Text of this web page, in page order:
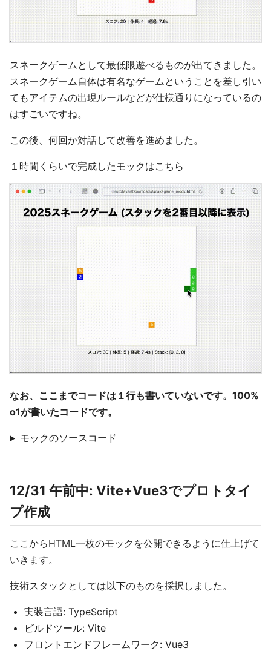
スネークゲームとして最低限遊べるものが出てきました。
スネークゲーム自体は有名なゲームということを差し引い
てもアイテムの出現ルールなどが仕様通りになっているの
はすごいですね。
この後、何回か対話して改善を進めました。
１時間くらいで完成したモックはこちら
なお、ここまでコードは１行も書いていないです。100%
o1が書いたコードです。
モックのソースコード
12/31 午前中: Vite+Vue3でプロトタイ
プ作成
ここからHTML一枚のモックを公開できるように仕上げて
いきます。
技術スタックとしては以下のものを採択しました。
実装言語: TypeScript
ビルドツール: Vite
フロントエンドフレームワーク: Vue3